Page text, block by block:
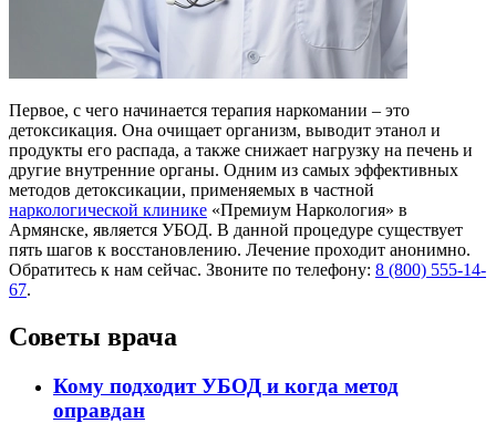
Первое, с чего начинается терапия наркомании – это
детоксикация. Она очищает организм, выводит этанол и
продукты его распада, а также снижает нагрузку на печень и
другие внутренние органы. Одним из самых эффективных
методов детоксикации, применяемых в частной
наркологической клинике «Премиум Наркология» в
Армянске, является УБОД. В данной процедуре существует
пять шагов к восстановлению. Лечение проходит анонимно.
Обратитесь к нам сейчас. Звоните по телефону: 8 (800) 555-14-
67.
Советы врача
Кому подходит УБОД и когда метод
оправдан